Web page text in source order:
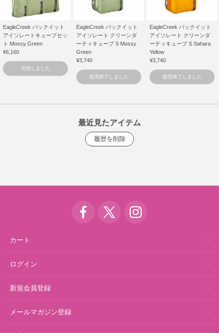
EagleCreek パックイット
アイソレートキューブセッ
ト Mossy Green
¥6,160
完売しました
EagleCreek パックイット
アイソレート クリーンダ
ーティキューブ S Mossy
Green
¥3,740
販売終了しました
EagleCreek パックイット
アイソレート クリーンダ
ーティキューブ S Sahara
Yellow
¥3,740
販売終了しました
最近見たアイテム
カート
ログイン
新規会員登録
メールマガジン登録